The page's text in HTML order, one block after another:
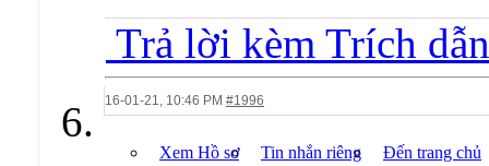
Trả lời kèm Trích dẫn
16-01-21, 10:46 PM #1996
Xem Hồ sơ Tin nhắn riêng Đến trang chủ